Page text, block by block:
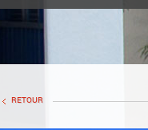
RETOUR